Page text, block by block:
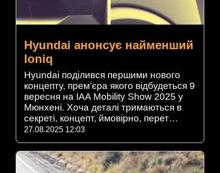
Hyundai анонсує найменший
Ioniq
Hyundai поділився першими нового
концепту, прем’єра якого відбудеться 9
вересня на IAA Mobility Show 2025 у
Мюнхені. Хоча деталі тримаються в
секреті, концепт, ймовірно, перет…
27.08.2025 12:03